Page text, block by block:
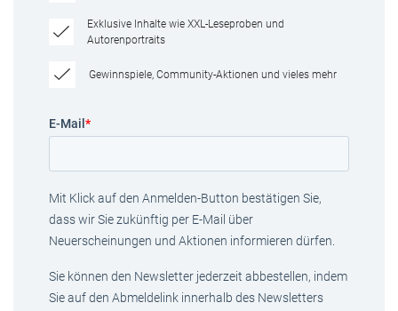
Exklusive Inhalte wie XXL-Leseproben und
Autorenportraits
Gewinnspiele, Community-Aktionen und vieles mehr
E-Mail *
Mit Klick auf den Anmelden-Button bestätigen Sie,
dass wir Sie zukünftig per E-Mail über
Neuerscheinungen und Aktionen informieren dürfen.
Sie können den Newsletter jederzeit abbestellen, indem
Sie auf den Abmeldelink innerhalb des Newsletters